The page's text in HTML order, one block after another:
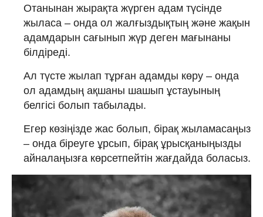
Отанынан жырақта жүрген адам түсінде
жыласа – онда ол жалғыздықтың және жақын
адамдарын сағынып жүр деген мағынаны
білдіреді.
Ал түсте жылап тұрған адамды көру – онда
ол адамдың ақшаны шашып ұстауының
белгісі болып табылады.
Егер көзіңізде жас болып, бірақ жыламасаңыз
– онда біреуге ұрсып, бірақ ұрысқаныңызды
айналаңызға көрсетпейтін жағдайда боласыз.